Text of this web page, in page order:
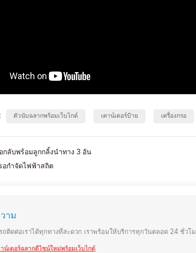
กต้องใช้เครื่องกรอกลับ
เป่าลมร้อน มีเครื่องอบ UV และเครื่องอบ IR สำหรั
เลือก สำหรับการพิมพ์ฉลากการถ่ายเทความร้อน
ตัวนับฉลากพร้อมเว็บไกด์ เคาน์เตอร์ป้าย เครื่องกรอ
กลับพร้อมลูกกลิ้งนำทาง 3 อัน
อกำจัดไฟฟ้าสถิต
าม
ติดต่อเราได้ทุกทางที่สะดวก เราพร้อมให้บริการทุกวันตลอด 24 ชั่ว
าน์เตอร์ฉลากดีไซน์ใหม่พร้อมเว็บไกด์